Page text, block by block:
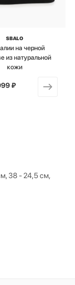
SBALO
на черной
из натуральной
кожи
₽
38 - 24,5 см,